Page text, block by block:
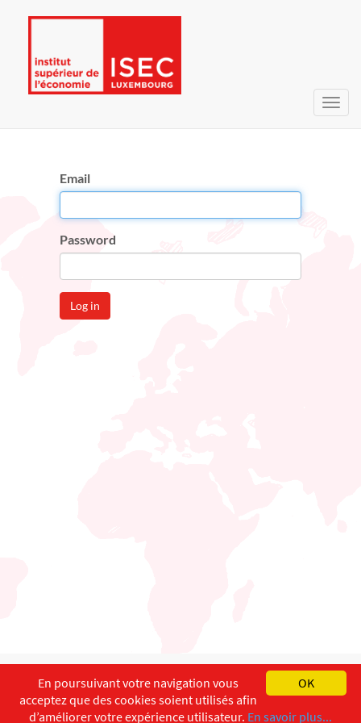
Email
Password
Log in
English Français
Copyright ©ISEC-AdW Impressum
OK
En poursuivant votre navigation vous
acceptez que des cookies soient utilisés afin
d’améliorer votre expérience utilisateur. En savoir plus...